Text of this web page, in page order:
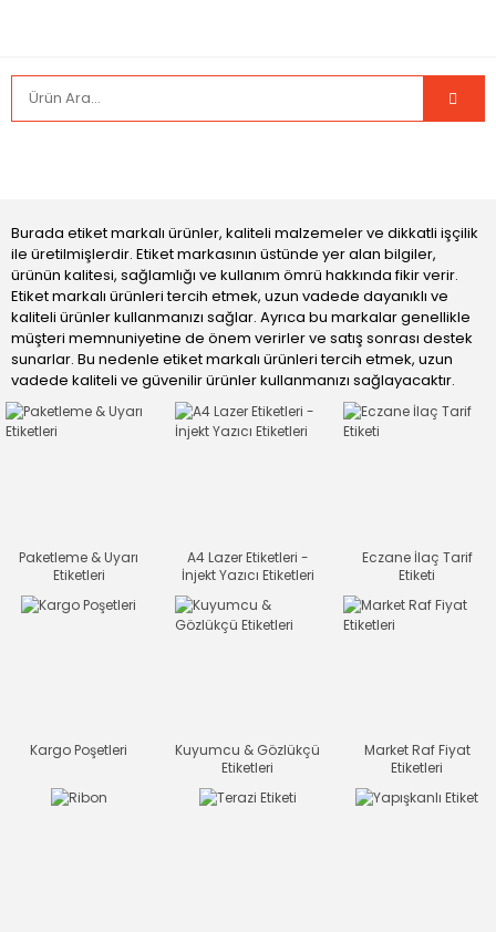
Burada etiket markalı ürünler, kaliteli malzemeler ve dikkatli işçilik
ile üretilmişlerdir. Etiket markasının üstünde yer alan bilgiler,
ürünün kalitesi, sağlamlığı ve kullanım ömrü hakkında fikir verir.
Etiket markalı ürünleri tercih etmek, uzun vadede dayanıklı ve
kaliteli ürünler kullanmanızı sağlar. Ayrıca bu markalar genellikle
müşteri memnuniyetine de önem verirler ve satış sonrası destek
sunarlar. Bu nedenle etiket markalı ürünleri tercih etmek, uzun
vadede kaliteli ve güvenilir ürünler kullanmanızı sağlayacaktır.
Paketleme & Uyarı
Etiketleri
A4 Lazer Etiketleri -
İnjekt Yazıcı Etiketleri
Eczane İlaç Tarif
Etiketi
Kargo Poşetleri
Kuyumcu & Gözlükçü
Etiketleri
Market Raf Fiyat
Etiketleri